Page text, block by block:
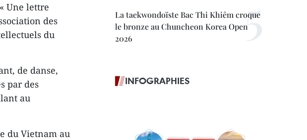
Une lettre
des
du
de danse,
par des
au
du Vietnam au
La taekwondoïste Bac Thi Khiêm croque
le bronze au Chuncheon Korea Open
2026
INFOGRAPHIES